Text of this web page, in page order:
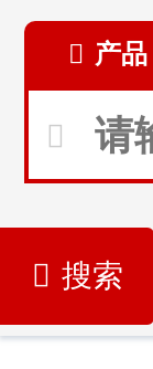
产品
搜索